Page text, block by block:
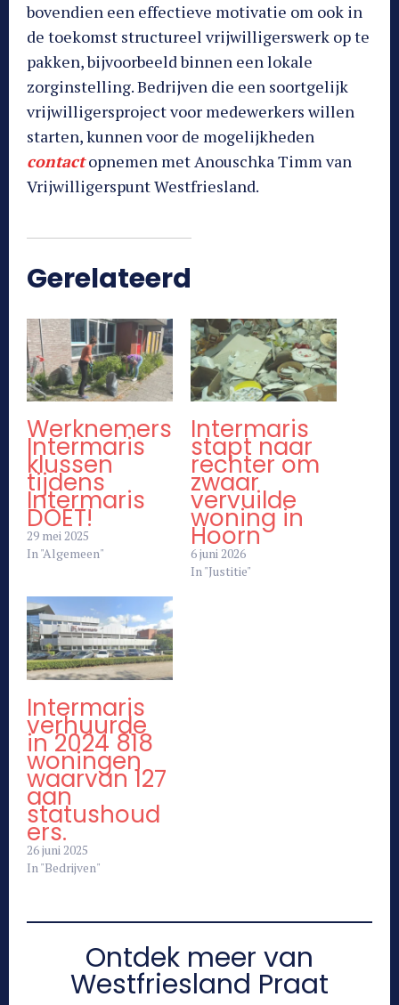
bovendien een effectieve motivatie om ook in
de toekomst structureel vrijwilligerswerk op te
pakken, bijvoorbeeld binnen een lokale
zorginstelling. Bedrijven die een soortgelijk
vrijwilligersproject voor medewerkers willen
starten, kunnen voor de mogelijkheden
contactopnemen met Anouschka Timm van
Vrijwilligerspunt Westfriesland.
Gerelateerd
Werknemers
Intermaris
klussen
tijdens
Intermaris
DOET!
29 mei 2025
In "Algemeen"
Intermaris
stapt naar
rechter om
zwaar
vervuilde
woning in
Hoorn
6 juni 2026
In "Justitie"
Intermaris
verhuurde
in 2024 818
woningen
waarvan 127
aan
statushoud
ers.
26 juni 2025
In "Bedrijven"
Ontdek meer van
Westfriesland Praat